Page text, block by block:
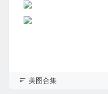
美图合集